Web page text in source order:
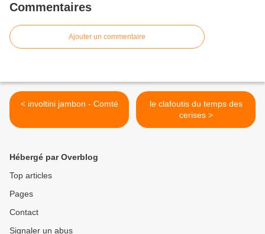
Commentaires
Ajouter un commentaire
< involtini jambon - Comté
le clafoutis du temps des
cerises >
Hébergé par Overblog
Top articles
Pages
Contact
Signaler un abus